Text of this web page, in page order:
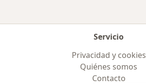
Servicio
Privacidad y cookies
Quiénes somos
Contacto